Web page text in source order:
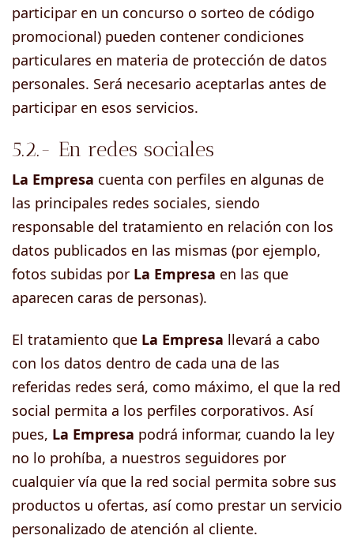
participar en un concurso o sorteo de código
promocional) pueden contener condiciones
particulares en materia de protección de datos
personales. Será necesario aceptarlas antes de
participar en esos servicios.
5.2.- En redes sociales
La Empresa cuenta con perfiles en algunas de
las principales redes sociales, siendo
responsable del tratamiento en relación con los
datos publicados en las mismas (por ejemplo,
fotos subidas por La Empresa en las que
aparecen caras de personas).
El tratamiento que La Empresa llevará a cabo
con los datos dentro de cada una de las
referidas redes será, como máximo, el que la red
social permita a los perfiles corporativos. Así
pues, La Empresa podrá informar, cuando la ley
no lo prohíba, a nuestros seguidores por
cualquier vía que la red social permita sobre sus
productos u ofertas, así como prestar un servicio
personalizado de atención al cliente.